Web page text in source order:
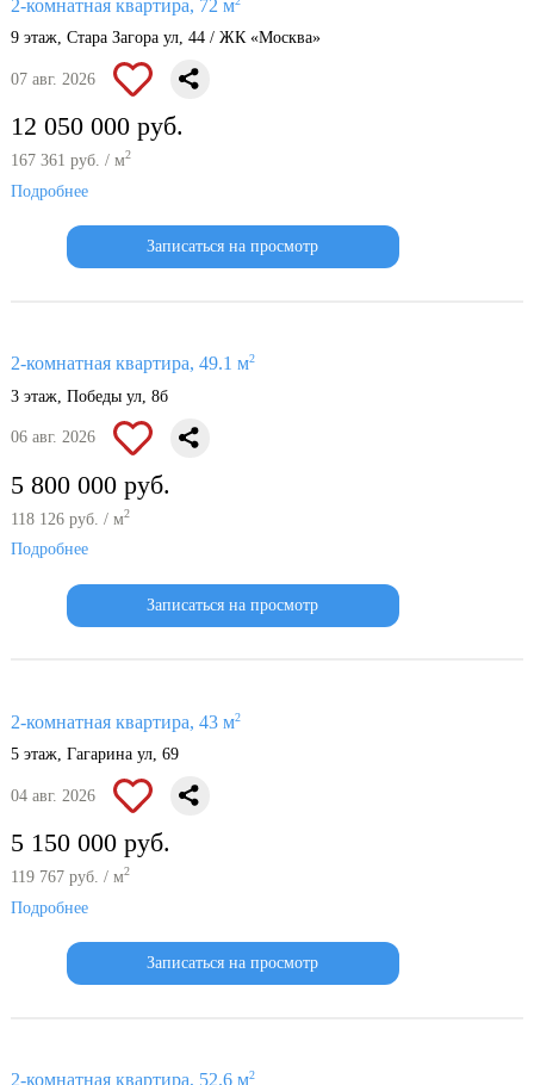
2-комнатная квартира, 72 м
9 этаж, Стара Загора ул, 44 / ЖК «Москва»
07 авг. 2026
12 050 000 руб.
167 361 руб. / м2
Подробнее
Записаться на просмотр
2-комнатная квартира, 49.1 м2
3 этаж, Победы ул, 8б
06 авг. 2026
5 800 000 руб.
118 126 руб. / м2
Подробнее
Записаться на просмотр
2-комнатная квартира, 43 м2
5 этаж, Гагарина ул, 69
04 авг. 2026
5 150 000 руб.
119 767 руб. / м2
Подробнее
Записаться на просмотр
2-комнатная квартира, 52.6 м2